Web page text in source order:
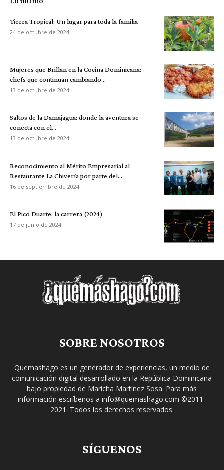
Tierra Tropical: Un lugar para toda la familia
24 de octubre de 2024
Mujeres que Brillan en la Cocina Dominicana:
chefs que continuan cambiando...
13 de octubre de 2024
Saltos de la Damajagua: donde la aventura se
conecta con el...
13 de octubre de 2024
Reconocimiento al Mérito Empresarial al
Restaurante La Chivería por parte del...
16 de septiembre de 2024
El Pico Duarte, la carrera (2024)
17 de junio de 2024
SOBRE NOSOTROS
Quemashago es un generador de experiencias, un medio de
comunicación digital desarrollado en la República Dominicana
bajo propiedad de Maricha Martínez Sosa. Para más
información escríbenos a info@quemashago.com ©2011-
2021. Todos los derechos reservados.
SÍGUENOS